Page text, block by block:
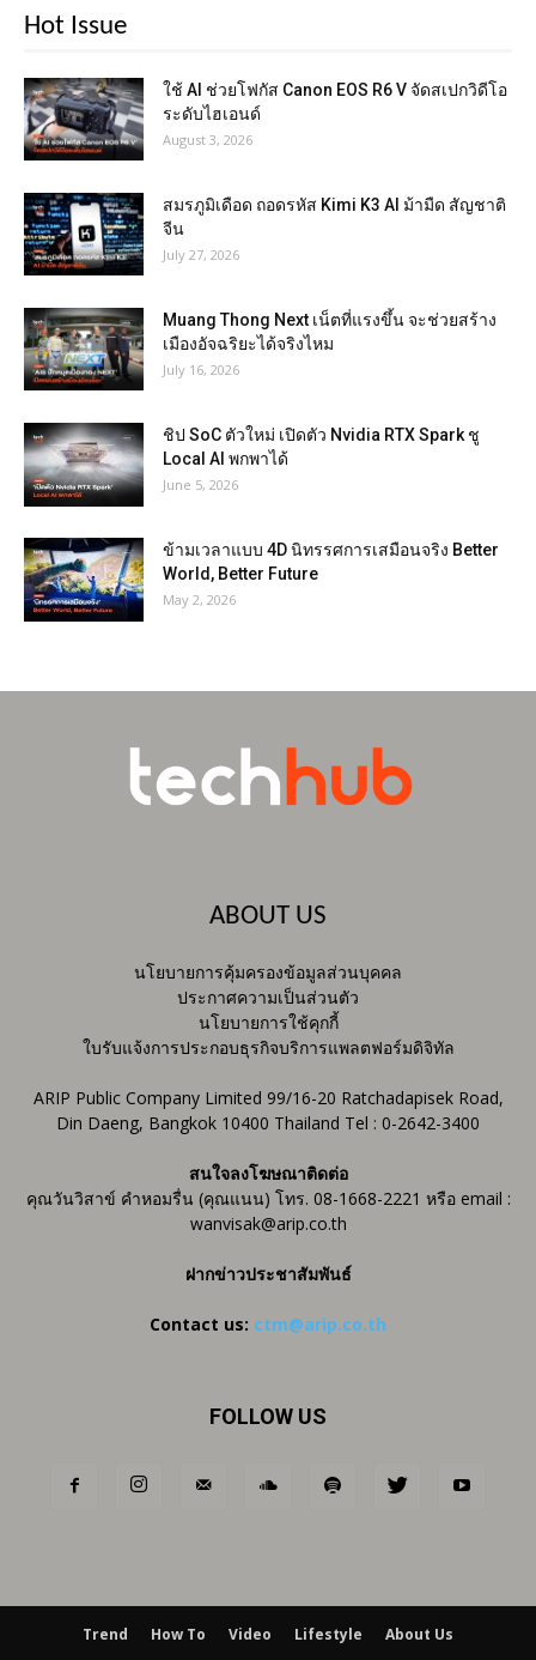
Hot Issue
ใช้ AI ช่วยโฟกัส Canon EOS R6 V จัดสเปกวิดีโอ
ระดับไฮเอนด์
August 3, 2026
สมรภูมิเดือด ถอดรหัส Kimi K3 AI ม้ามืด สัญชาติ
จีน
July 27, 2026
Muang Thong Next เน็ตที่แรงขึ้น จะช่วยสร้าง
เมืองอัจฉริยะได้จริงไหม
July 16, 2026
ชิป SoC ตัวใหม่ เปิดตัว Nvidia RTX Spark ชู
Local AI พกพาได้
June 5, 2026
ข้ามเวลาแบบ 4D นิทรรศการเสมือนจริง Better
World, Better Future
May 2, 2026
ABOUT US
นโยบายการคุ้มครองข้อมูลส่วนบุคคล
ประกาศความเป็นส่วนตัว
นโยบายการใช้คุกกี้
ใบรับแจ้งการประกอบธุรกิจบริการแพลตฟอร์มดิจิทัล
ARIP Public Company Limited 99/16-20 Ratchadapisek Road,
Din Daeng, Bangkok 10400 Thailand Tel : 0-2642-3400
สนใจลงโฆษณาติดต่อ
คุณวันวิสาข์ คำหอมรื่น (คุณแนน) โทร. 08-1668-2221 หรือ email :
wanvisak@arip.co.th
ฝากข่าวประชาสัมพันธ์
Contact us: ctm@arip.co.th
FOLLOW US
Trend How To Video Lifestyle About Us